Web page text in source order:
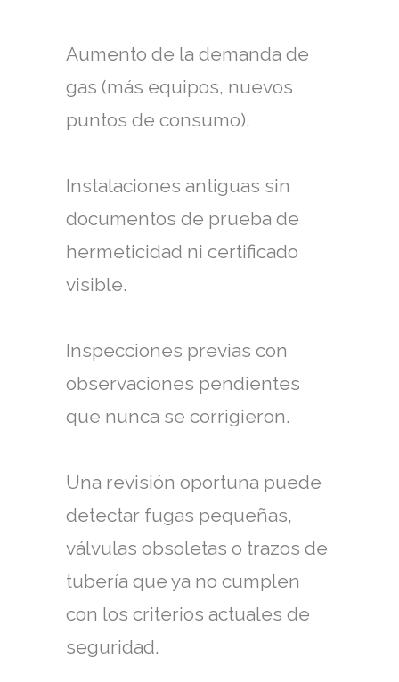
Aumento de la demanda de
gas (más equipos, nuevos
puntos de consumo).
Instalaciones antiguas sin
documentos de prueba de
hermeticidad ni certificado
visible.
Inspecciones previas con
observaciones pendientes
que nunca se corrigieron.
Una revisión oportuna puede
detectar fugas pequeñas,
válvulas obsoletas o trazos de
tubería que ya no cumplen
con los criterios actuales de
seguridad.